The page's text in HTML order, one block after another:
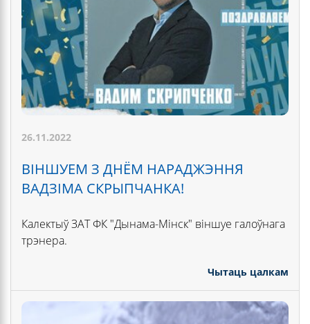
26.11.2022
ВІНШУЕМ З ДНЁМ НАРАДЖЭННЯ
ВАДЗІМА СКРЫПЧАНКА!
Калектыў ЗАТ ФК "Дынама-Мінск" віншуе галоўнага
трэнера.
Чытаць цалкам